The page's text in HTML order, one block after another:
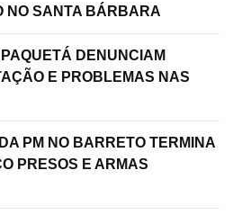
NO SANTA BÁRBARA
DENUNCIAM
E PROBLEMAS NAS
PM NO BARRETO TERMINA
PRESOS E ARMAS